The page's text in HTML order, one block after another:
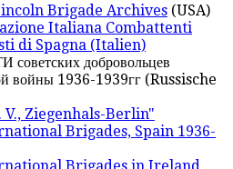
Brigade Archives (USA)
Italiana Combattenti
di Spagna (Italien)
добровольцев
войны 1936-1939гг (Russische
Ziegenhals-Berlin"
Brigades, Spain 1936-